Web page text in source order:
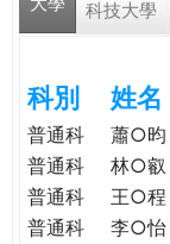
際．
格。
h
r
e
科技大學
科別 姓名
普通科 蕭○昀
普通科
林○叡
普通科
王○程
普通科
李○怡